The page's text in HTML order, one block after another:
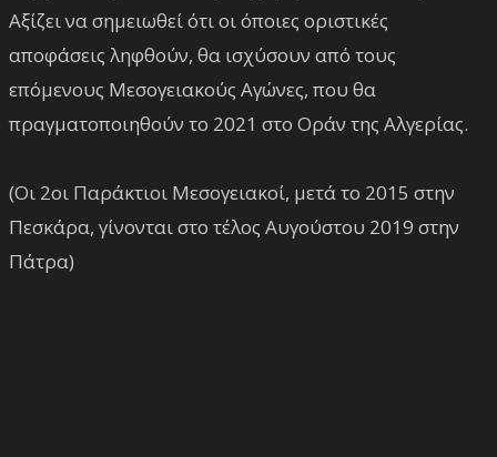
Αξίζει να σημειωθεί ότι οι όποιες οριστικές
αποφάσεις ληφθούν, θα ισχύσουν από τους
επόμενους Μεσογειακούς Αγώνες, που θα
πραγματοποιηθούν το 2021 στο Οράν της Αλγερίας.
(Οι 2οι Παράκτιοι Μεσογειακοί, μετά το 2015 στην
Πεσκάρα, γίνονται στο τέλος Αυγούστου 2019 στην
Πάτρα)